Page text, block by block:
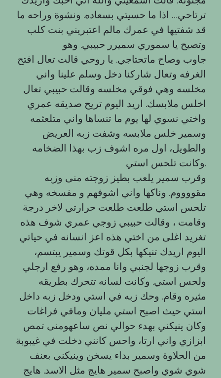
ترتاحي… اذا ما حسيتي بسعاده. ونشوة وراحه ما
قد شفتيها في عمرك مالم اعتبريني بنت كلب
وتصيح يا سموري سميرر حبيبي. وهو
جاوب وصاح ماتحتاجي. يا روحي قالت تعال افتح
الغرفه وتعال شاركنا دخل وسلم علينا واني
مخلسه وهي فوقي مخلسه وقالت حبيبي تعال
اخلس ملابسك. اريد اليوم تريح صديقه عمري
واختي نسوي لها يوم ما تنساها واني متلعثمه
وسمير خلس ملابسه وشفت زبه العريض
والطويل، اول مره اشوف زب بهذا الضخامه
وكانت تلحس استي.
وقرب سمير يلعب بطيز زوجته منى وزبه
مقووووم. وناكها واني اشوفهم و مفسخه وهي
تلحس استي طلعت طلعت حرارتي لاخر درجة
وقامت ، وقالت حبيبي زوجي عمري شوف هذه
تغريد اغلى من اختي هذه اعز انسانه في حياتي
اليوم اريدك تنيكها بكل قوتك وسمير يبتسم،
وقرب زوجها لجنبي وانا ممده، وهو رفع ارجلي
ولحس استي. وكانت لسانه تتحرك بطريقه
مثيره وقام. وحك زبه في استي ودخل زبه داخل
استي حيث اصبح استي مليان ومافي فراغات
وكان ينيكني بهدء حوالي نص ساعهومنى تمص
ابزازي واني ارتا، واحس كانني دخلت في غيبوبة
من الحلاوة وسمير بداء يسخن وينيكني بعنف
شوي شوي واصبح سمير هايج مثل الاسد. هایج